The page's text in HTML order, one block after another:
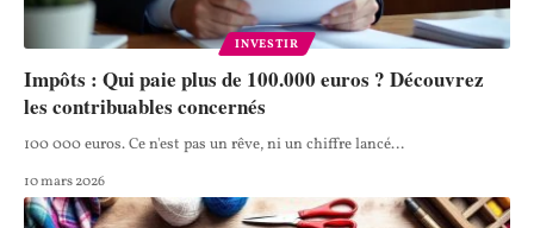
INVESTIR
Impôts : Qui paie plus de 100.000 euros ? Découvrez
les contribuables concernés
100 000 euros. Ce n'est pas un rêve, ni un chiffre lancé…
10 mars 2026